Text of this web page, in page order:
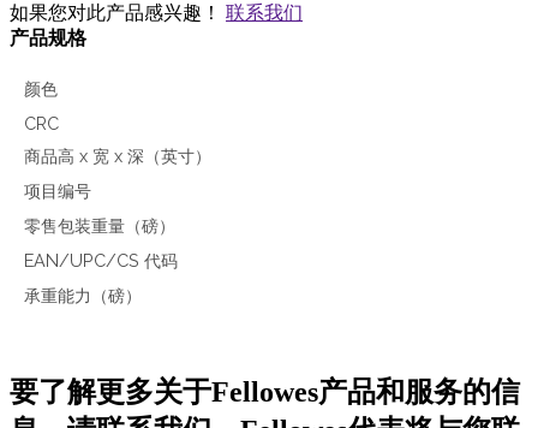
如果您对此产品感兴趣！ 联系我们
产品规格
颜色
CRC
商品高 x 宽 x 深（英寸）
项目编号
零售包装重量（磅）
EAN/UPC/CS 代码
承重能力（磅）
要了解更多关于Fellowes产品和服务的信